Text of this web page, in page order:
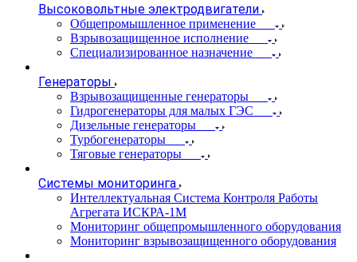
Высоковольтные электродвигатели
Общепромышленное применение
Взрывозащищенное исполнение
Специализированное назначение
Генераторы
Взрывозащищенные генераторы
Гидрогенераторы для малых ГЭС
Дизельные генераторы
Турбогенераторы
Тяговые генераторы
Системы мониторинга
Интеллектуальная Система Контроля Работы
Агрегата ИСКРА-1М
Мониторинг общепромышленного оборудования
Мониторинг взрывозащищенного оборудования